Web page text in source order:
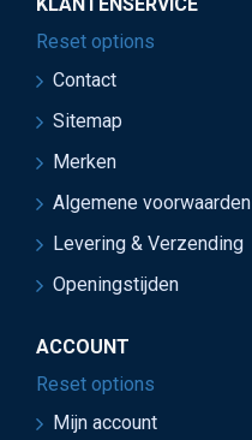
Reset options
Contact
Sitemap
Merken
Algemene voorwaarden
Levering & Verzending
Openingstijden
ACCOUNT
Reset options
Mijn account